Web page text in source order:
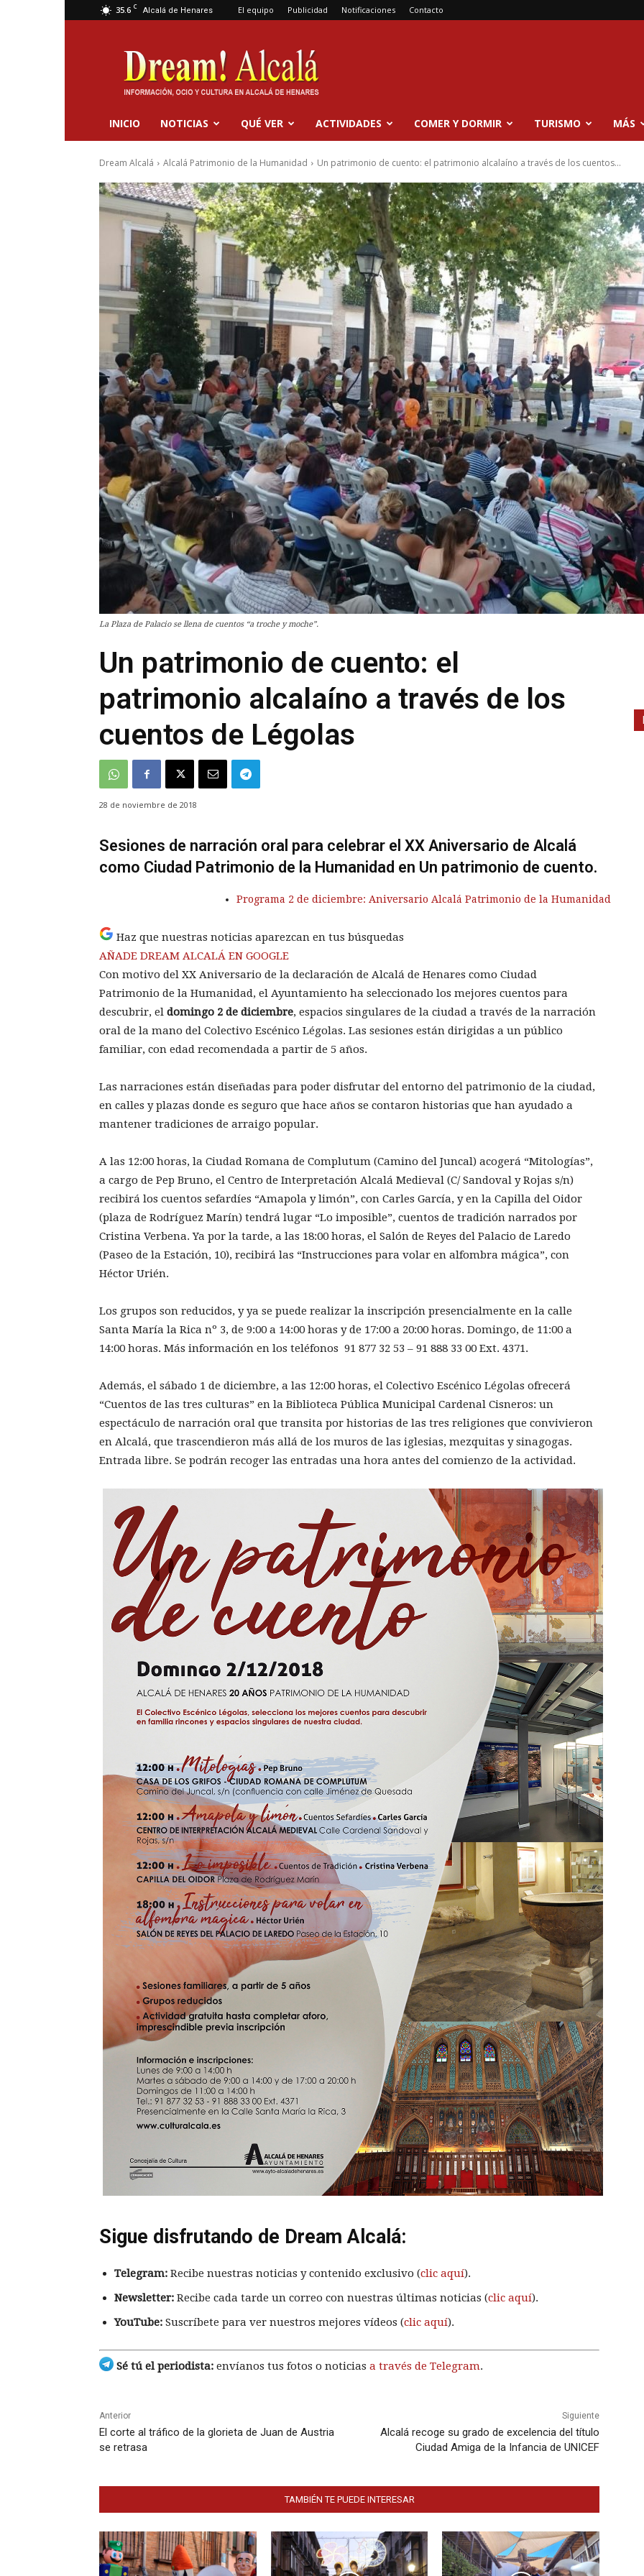
35.6 C Alcalá de Henares El equipo Publicidad Notificaciones Contacto
Dream
Alcalá
INICIO NOTICIAS QUÉ VER ACTIVIDADES COMER Y DORMIR TURISMO MÁS
Dream Alcalá Alcalá Patrimonio de la Humanidad Un patrimonio de cuento: el patrimonio alcalaíno a través de los cuentos...
La Plaza de Palacio se llena de cuentos “a troche y moche”.
Un patrimonio de cuento: el
patrimonio alcalaíno a través de los
cuentos de Légolas
28 de noviembre de 2018
Sesiones de narración oral para celebrar el XX Aniversario de Alcalá
como Ciudad Patrimonio de la Humanidad en Un patrimonio de cuento.
Programa 2 de diciembre: Aniversario Alcalá Patrimonio de la Humanidad
Haz que nuestras noticias aparezcan en tus búsquedas
AÑADE DREAM ALCALÁ EN GOOGLE
Con motivo del XX Aniversario de la declaración de Alcalá de Henares como Ciudad
Patrimonio de la Humanidad, el Ayuntamiento ha seleccionado los mejores cuentos para
descubrir, el domingo 2 de diciembre, espacios singulares de la ciudad a través de la narración
oral de la mano del Colectivo Escénico Légolas. Las sesiones están dirigidas a un público
familiar, con edad recomendada a partir de 5 años.
Las narraciones están diseñadas para poder disfrutar del entorno del patrimonio de la ciudad,
en calles y plazas donde es seguro que hace años se contaron historias que han ayudado a
mantener tradiciones de arraigo popular.
A las 12:00 horas, la Ciudad Romana de Complutum (Camino del Juncal) acogerá “Mitologías”,
a cargo de Pep Bruno, el Centro de Interpretación Alcalá Medieval (C/ Sandoval y Rojas s/n)
recibirá los cuentos sefardíes “Amapola y limón”, con Carles García, y en la Capilla del Oidor
(plaza de Rodríguez Marín) tendrá lugar “Lo imposible”, cuentos de tradición narrados por
Cristina Verbena. Ya por la tarde, a las 18:00 horas, el Salón de Reyes del Palacio de Laredo
(Paseo de la Estación, 10), recibirá las “Instrucciones para volar en alfombra mágica”, con
Héctor Urién.
Los grupos son reducidos, y ya se puede realizar la inscripción presencialmente en la calle
Santa María la Rica nº 3, de 9:00 a 14:00 horas y de 17:00 a 20:00 horas. Domingo, de 11:00 a
14:00 horas. Más información en los teléfonos 91 877 32 53 – 91 888 33 00 Ext. 4371.
Además, el sábado 1 de diciembre, a las 12:00 horas, el Colectivo Escénico Légolas ofrecerá
“Cuentos de las tres culturas” en la Biblioteca Pública Municipal Cardenal Cisneros: un
espectáculo de narración oral que transita por historias de las tres religiones que convivieron
en Alcalá, que trascendieron más allá de los muros de las iglesias, mezquitas y sinagogas.
Entrada libre. Se podrán recoger las entradas una hora antes del comienzo de la actividad.
Sigue disfrutando de Dream Alcalá:
Telegram: Recibe nuestras noticias y contenido exclusivo (clic aquí).
Newsletter: Recibe cada tarde un correo con nuestras últimas noticias (clic aquí).
YouTube: Suscríbete para ver nuestros mejores vídeos (clic aquí).
Sé tú el periodista: envíanos tus fotos o noticias a través de Telegram.
Anterior
El corte al tráfico de la glorieta de Juan de Austria
se retrasa
Siguiente
Alcalá recoge su grado de excelencia del título
Ciudad Amiga de la Infancia de UNICEF
TAMBIÉN TE PUEDE INTERESAR